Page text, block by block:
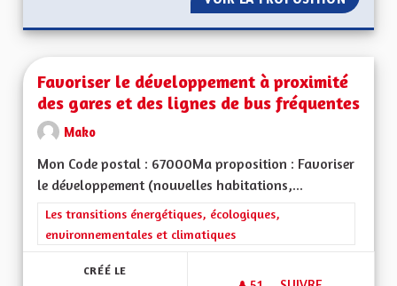
Favoriser le développement à proximité
des gares et des lignes de bus fréquentes
Mako
Mon Code postal : 67000Ma proposition : Favoriser
le développement (nouvelles habitations,...
Filtrer les résultats de la catégorie : Les transitions
Les transitions énergétiques, écologiques,
environnementales et climatiques
CRÉÉ LE